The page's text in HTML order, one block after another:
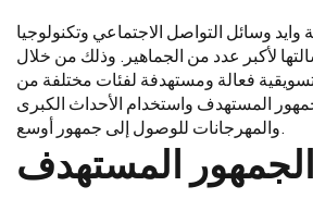
وسائل التواصل الاجتماعي وتكنولوجيا
لأكبر عدد من الجماهير. وذلك من خلال
فعالة ومستهدفة لفئات مختلفة من
المستهدف واستخدام الأحداث الكبرى
والمهرجانات للوصول إلى جمهور أوسع.
المستهدف